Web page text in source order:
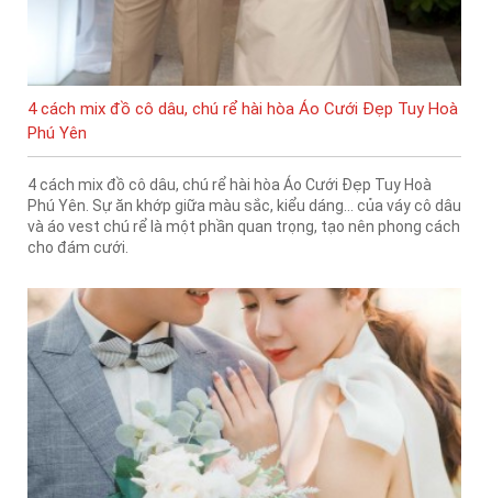
4 cách mix đồ cô dâu, chú rể hài hòa Áo Cưới Đẹp Tuy Hoà
Phú Yên
4 cách mix đồ cô dâu, chú rể hài hòa Áo Cưới Đẹp Tuy Hoà
Phú Yên. Sự ăn khớp giữa màu sắc, kiểu dáng... của váy cô dâu
và áo vest chú rể là một phần quan trọng, tạo nên phong cách
cho đám cưới.